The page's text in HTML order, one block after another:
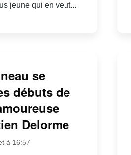
jeune qui en veut...
se
débuts de
Delorme
à 16:57